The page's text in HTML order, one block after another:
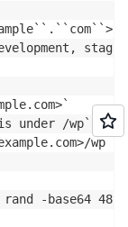
under /wp`
wp
-base64 48'